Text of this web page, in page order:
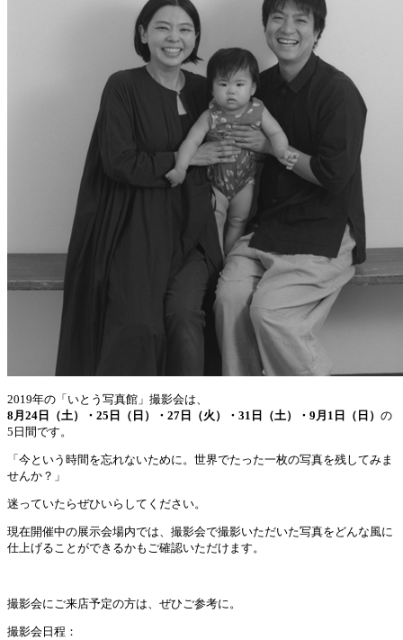
2019年の「いとう写真館」撮影会は、
8月24日（土）・25日（日）・27日（火）・31日（土）・9月1日（日） の
5日間です。
「今という時間を忘れないために。世界でたった一枚の写真を残してみま
せんか？」
迷っていたらぜひいらしてください。
現在開催中の展示会場内では、撮影会で撮影いただいた写真をどんな風に
仕上げることができるかもご確認いただけます。
撮影会にご来店予定の方は、ぜひご参考に。
撮影会日程：